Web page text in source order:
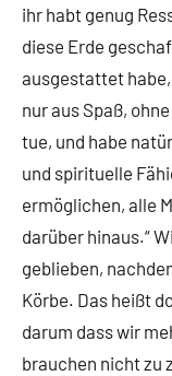
ihr habt genug
diese Erde
ausgestattet
nur aus Spaß,
tue, und habe
und spirituelle
ermöglichen, alle
darüber hinaus.“
geblieben,
Körbe. Das heißt
darum dass wir
brauchen nicht zu